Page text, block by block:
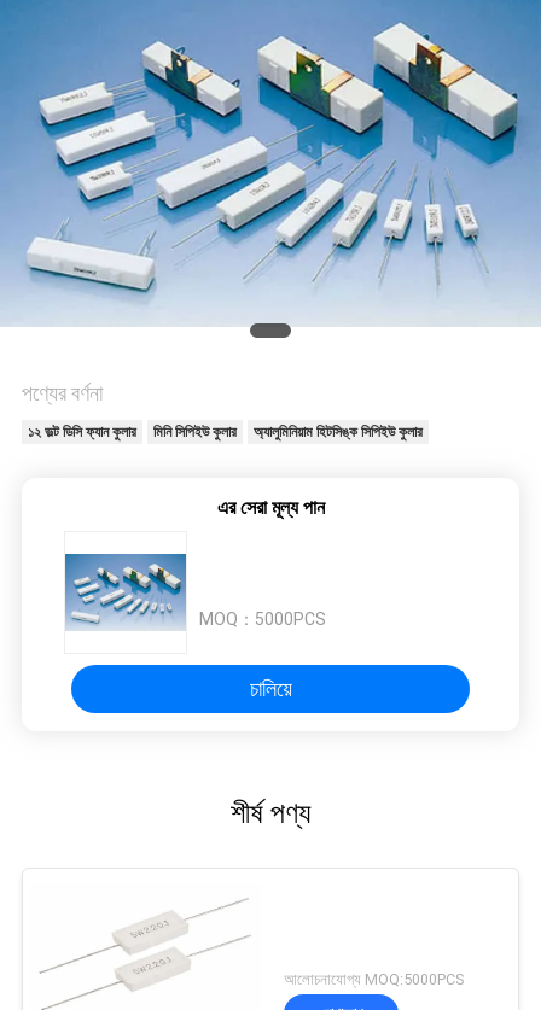
জন্য
আবেদন
SITEMAP
PRIVACY
POLICY
পণ্যের বর্ণনা
১২ ভল্ট ডিসি ফ্যান কুলার মিনি সিপিইউ কুলার অ্যালুমিনিয়াম হিটসিঙ্ক সিপিইউ কুলার
এর সেরা মূল্য পান
MOQ： 5000PCS
চালিয়ে
শীর্ষ পণ্য
আলোচনাযোগ্য MOQ:5000PCS